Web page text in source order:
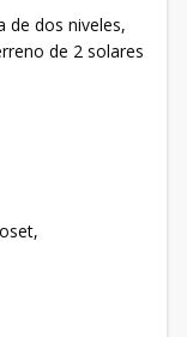
de dos niveles,
de 2 solares